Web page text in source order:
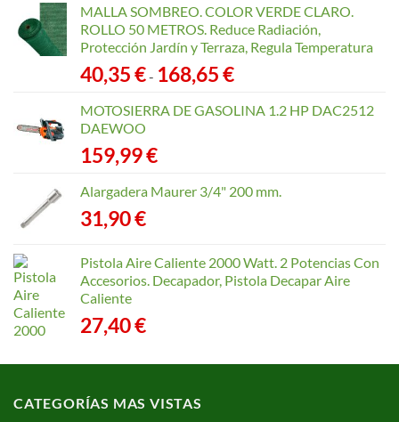
MALLA SOMBREO. COLOR VERDE CLARO.
ROLLO 50 METROS. Reduce Radiación,
Protección Jardín y Terraza, Regula Temperatura
40,35€- 168,65€Rango
precios:
MOTOSIERRA DE GASOLINA 1.2 HP DAC2512
DAEWOO
159,99€
Alargadera Maurer 3/4" 200 mm.
31,90€
Pistola Aire Caliente 2000 Watt. 2 Potencias Con
Accesorios. Decapador, Pistola Decapar Aire
Caliente
27,40€
CATEGORÍAS MAS VISTAS